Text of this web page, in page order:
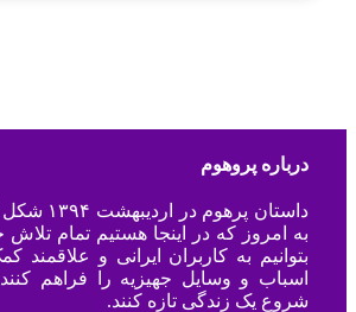
درباره پروهوم
داستان پرهوم
به امروز که در اینجا هستیم تمام تلاش
بتوانیم به کاربران ایرانی و علاقمند
اسباب و وسایل جهیزیه را فراهم کنند
شروع یک زندگی تازه کنند.